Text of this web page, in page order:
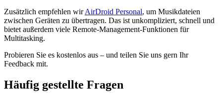
Zusätzlich empfehlen wirAirDroid Personal, um Musikdateien
zwischen Geräten zu übertragen. Das ist unkompliziert, schnell und
bietet außerdem viele Remote‑Management‑Funktionen für
Multitasking.
Probieren Sie es kostenlos aus – und teilen Sie uns gern Ihr
Feedback mit.
Häufig gestellte Fragen